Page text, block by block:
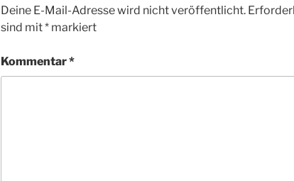
Deine E-Mail-Adresse wird nicht veröffentlicht.
sind mit* markiert
Kommentar*